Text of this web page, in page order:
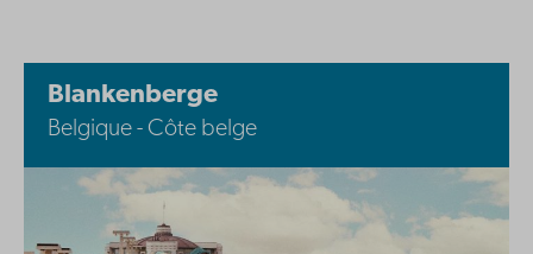
Blankenberge
Belgique - Côte belge